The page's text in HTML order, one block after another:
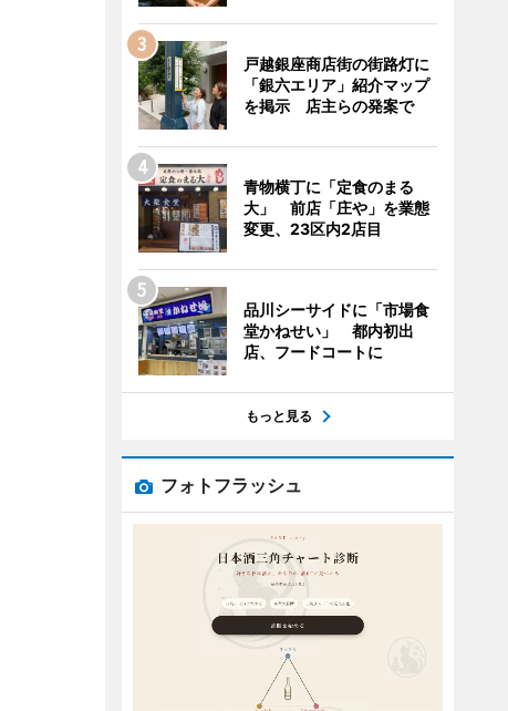
戸越銀座商店街の街路灯に
「銀六エリア」紹介マップ
を掲示 店主らの発案で
青物横丁に「定食のまる
大」 前店「庄や」を業態
変更、23区内2店目
品川シーサイドに「市場食
堂かねせい」 都内初出
店、フードコートに
もっと見る
フォトフラッシュ